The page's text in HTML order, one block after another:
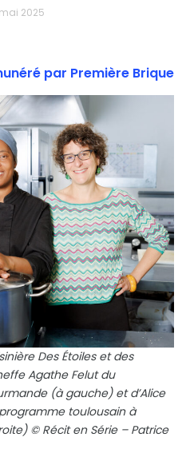
2025
par Première Brique
Des Étoiles et des
Agathe Felut du
(à gauche) et d’Alice
toulousain à
© Récit en Série – Patrice